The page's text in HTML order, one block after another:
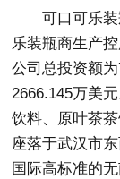
可口可乐
乐装瓶商生产
公司总投资额
2666.145万美
饮料、原叶茶
座落于武汉市
国际高标准的